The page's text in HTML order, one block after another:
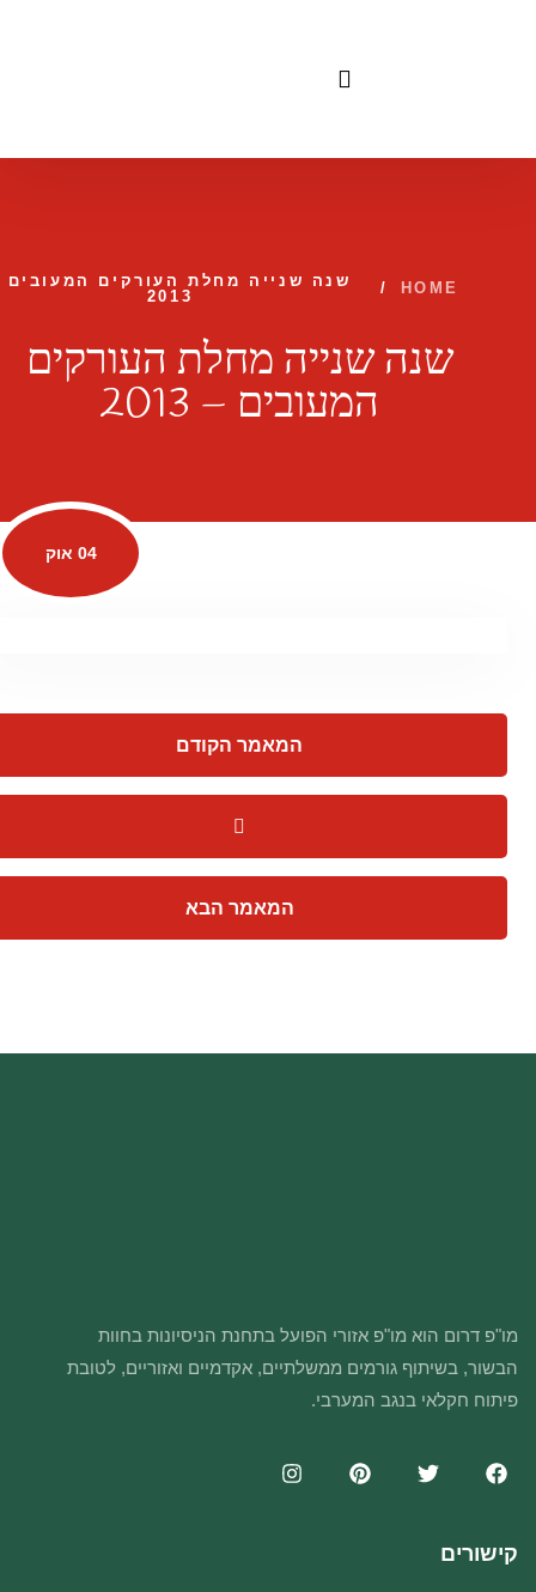
HOME
/
שנה שנייה מחלת העורקים המעובים
2013
שנה שנייה מחלת העורקים
המעובים – 2013
04 אוק
המאמר הקודם
המאמר הבא
מו"פ דרום הוא מו"פ אזורי הפועל בתחנת הניסיונות בחוות
הבשור, בשיתוף גורמים ממשלתיים, אקדמיים ואזוריים, לטובת
פיתוח חקלאי בנגב המערבי.
קישורים